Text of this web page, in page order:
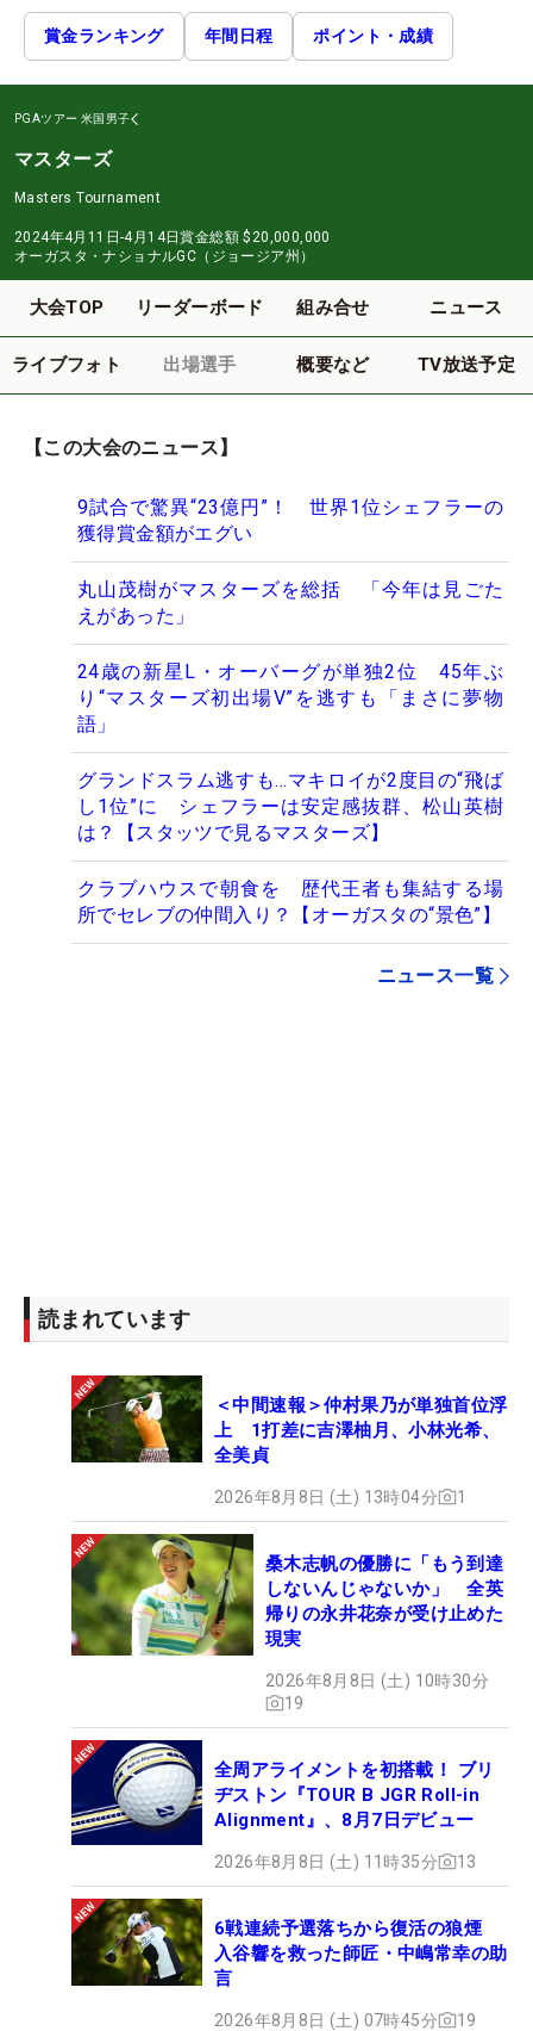
賞金ランキング 年間日程 ポイント・成績
PGAツアー 米国男子
マスターズ
Masters Tournament
2024年4月11日-4月14日賞金総額 $20,000,000
オーガスタ・ナショナルGC（ジョージア州）
大会TOP リーダーボード 組み合せ ニュース
ライブフォト 出場選手 概要など TV放送予定
【この大会のニュース】
9試合で驚異“23億円”！ 世界1位シェフラーの
獲得賞金額がエグい
丸山茂樹がマスターズを総括 「今年は見ごた
えがあった」
24歳の新星L・オーバーグが単独2位 45年ぶ
り“マスターズ初出場V”を逃すも「まさに夢物
語」
グランドスラム逃すも…マキロイが2度目の“飛ば
し1位”に シェフラーは安定感抜群、松山英樹
は？【スタッツで見るマスターズ】
クラブハウスで朝食を 歴代王者も集結する場
所でセレブの仲間入り？【オーガスタの“景色”】
ニュース一覧
読まれています
＜中間速報＞仲村果乃が単独首位浮
上 1打差に吉澤柚月、小林光希、
全美貞
2026年8月8日 (土) 13時04分 1
桑木志帆の優勝に「もう到達
しないんじゃないか」 全英
帰りの永井花奈が受け止めた
現実
2026年8月8日 (土) 10時30分
19
全周アライメントを初搭載！ ブリ
ヂストン『TOUR B JGR Roll-in
Alignment』、8月7日デビュー
2026年8月8日 (土) 11時35分 13
6戦連続予選落ちから復活の狼煙
入谷響を救った師匠・中嶋常幸の助
言
2026年8月8日 (土) 07時45分 19